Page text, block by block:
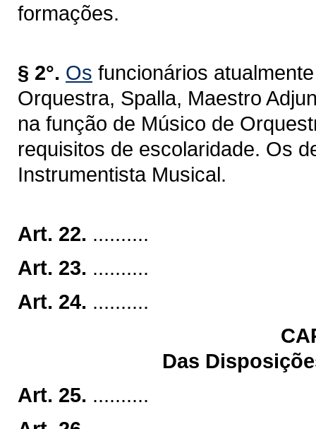
formações.
§ 2°. Os funcionários
Orquestra, Spalla, Maestro
na função de Músico de
requisitos de escolaridade. Os
Instrumentista Musical.
Art. 22. ..........
Art. 23. ..........
Art. 24. ..........
Das
Art. 25. ..........